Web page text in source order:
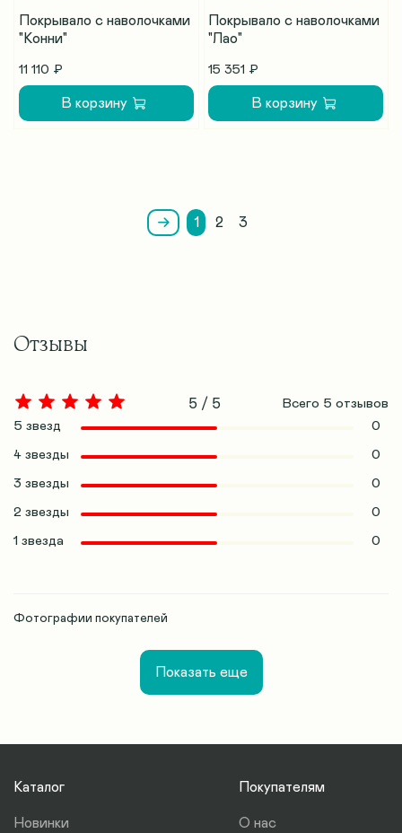
Покрывало с наволочками
"Конни"
11 110 ₽
В корзину
Покрывало с наволочками
"Лао"
15 351 ₽
В корзину
1 2 3
Отзывы
Фотографии покупателей
Показать еще
5 / 5 Всего 5 отзывов
5 звезд
0
4 звезды 0
3 звезды 0
2 звезды 0
1 звезда 0
Каталог
Новинки
Покупателям
О нас